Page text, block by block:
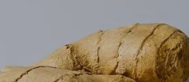
功した症例